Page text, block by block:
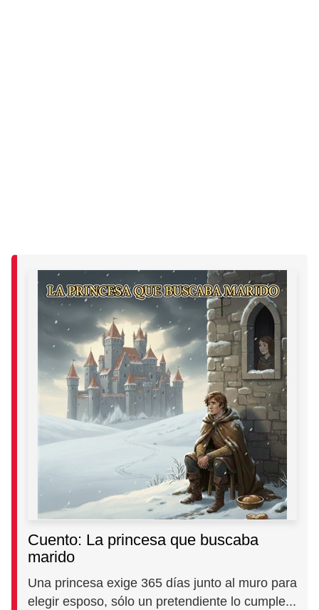
Cuento: La princesa que buscaba
marido
Una princesa exige 365 días junto al muro para
elegir esposo, sólo un pretendiente lo cumple...